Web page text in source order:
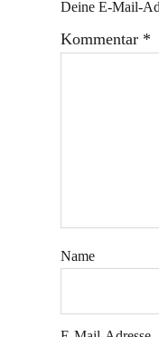
Deine E-Mail-
Kommentar *
Name